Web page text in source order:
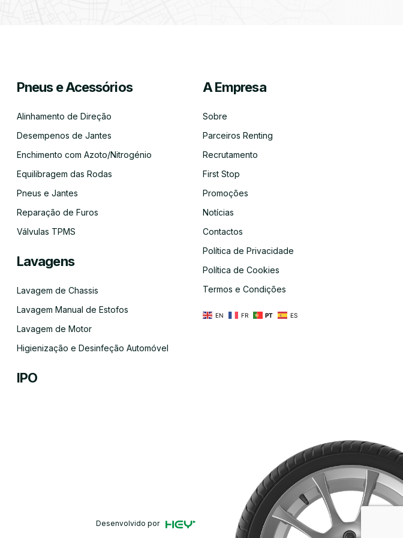
Pneus e Acessórios
Alinhamento de Direção
Desempenos de Jantes
Enchimento com Azoto/Nitrogénio
Equilibragem das Rodas
Pneus e Jantes
Reparação de Furos
Válvulas TPMS
Lavagens
Lavagem de Chassis
Lavagem Manual de Estofos
Lavagem de Motor
Higienização e Desinfeção Automóvel
IPO
A Empresa
Sobre
Parceiros Renting
Recrutamento
First Stop
Promoções
Notícias
Contactos
Política de Privacidade
Política de Cookies
Termos e Condições
EN FR PT ES
Desenvolvido por
Kit
Kit
Diagnóstico
ADBLUELimpeza
do
Circuito
de
Refrigeração
Faróis
Escovas
Limpa
Para-
Brisas
Filtros
Emissões
de
Gases
(CO)